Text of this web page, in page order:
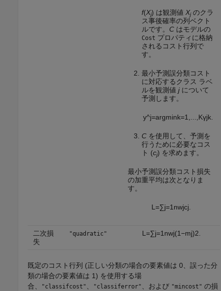
f(Xj) は観測値 Xjのクラ
ス事後確率の列ベクト
ルです。 Cはモデルの
Cost プロパティに格納
されるコスト行列で
す。
最小予測誤分類コスト
に対応するクラス ラベ
ルを観測値 jについて
予測します。
y^j=argmink=1 Kγjk
Cを使用して、予測を
行うために必要なコス
ト (cj) を求めます。
最小予測誤分類コスト損失
の加重平均は次となりま
す。
L=∑j=1 nwjcj
二次損
失
"quadratic" L =∑j=1 nwj(1−mj)2
既定のコスト行列 (正しい分類の場合の要素値は 0、誤った分
類の場合の要素値は 1) を使用する場
合、
"classifcost" "classiferror" 、および "mincost" の損